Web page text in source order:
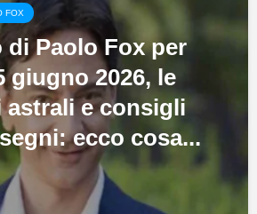
FOX
di Paolo Fox per
giugno 2026, le
astrali e consigli
ecco cosa...